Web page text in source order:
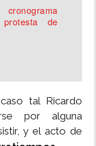
de
tal Ricardo
por alguna
y el acto de